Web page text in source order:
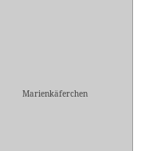
Marienkäferchen